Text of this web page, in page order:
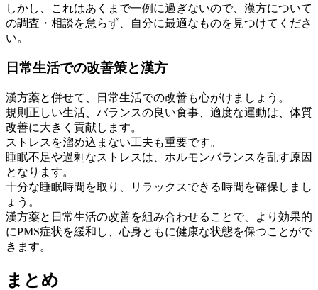
しかし、これはあくまで一例に過ぎないので、漢方について
の調査・相談を怠らず、自分に最適なものを見つけてくださ
い。
日常生活での改善策と漢方
漢方薬と併せて、日常生活での改善も心がけましょう。
規則正しい生活、バランスの良い食事、適度な運動は、体質
改善に大きく貢献します。
ストレスを溜め込まない工夫も重要です。
睡眠不足や過剰なストレスは、ホルモンバランスを乱す原因
となります。
十分な睡眠時間を取り、リラックスできる時間を確保しまし
ょう。
漢方薬と日常生活の改善を組み合わせることで、より効果的
にPMS症状を緩和し、心身ともに健康な状態を保つことがで
きます。
まとめ